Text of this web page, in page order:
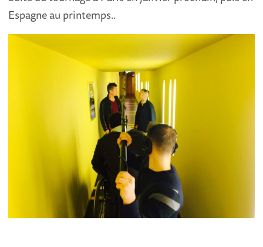
Espagne au printemps..